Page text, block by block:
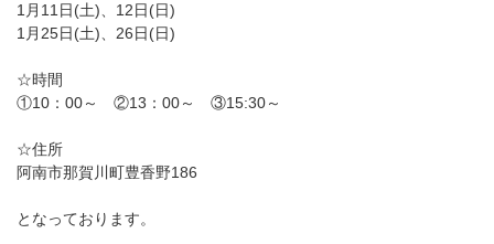
1月11日(土)、12日(日)
1月25日(土)、26日(日)
☆時間
①10：00～ ②13：00～ ③15:30～
☆住所
阿南市那賀川町豊香野186
となっております。